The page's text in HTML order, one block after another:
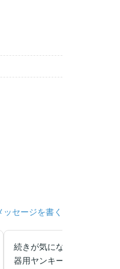
ッセージを書く
続きが気になります！絵が
器用ヤンキー女子と優しい